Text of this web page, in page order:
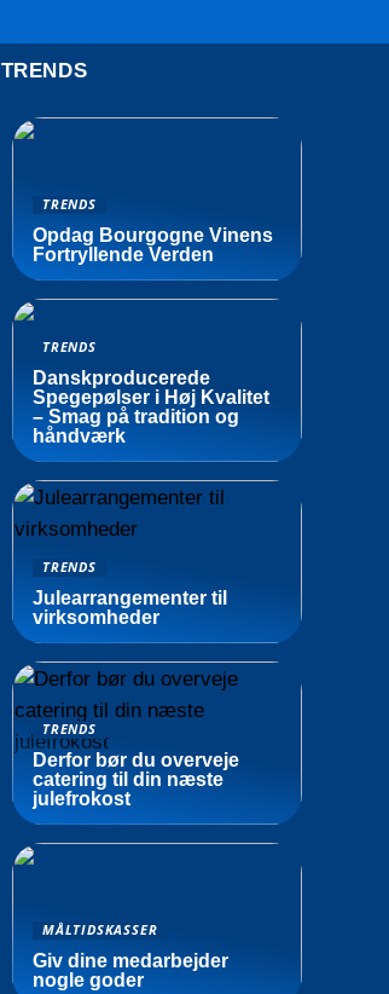
TRENDS
TRENDS
Opdag Bourgogne Vinens
Fortryllende Verden
TRENDS
Danskproducerede
Spegepølser i Høj Kvalitet
– Smag på tradition og
håndværk
TRENDS
Julearrangementer til
virksomheder
TRENDS
Derfor bør du overveje
catering til din næste
julefrokost
MÅLTIDSKASSER
Giv dine medarbejder
nogle goder